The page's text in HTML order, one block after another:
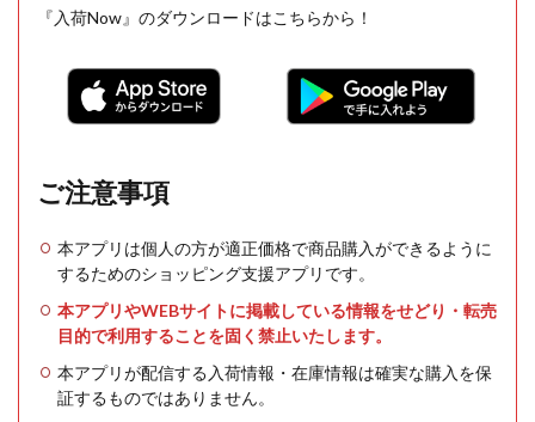
『入荷Now』のダウンロードはこちらから！
ご注意事項
本アプリは個人の方が適正価格で商品購入ができるように
するためのショッピング支援アプリです。
本アプリやWEBサイトに掲載している情報をせどり・転売
目的で利用することを固く禁止いたします。
本アプリが配信する入荷情報・在庫情報は確実な購入を保
証するものではありません。